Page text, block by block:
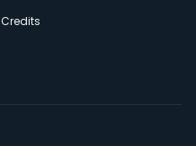
Credits